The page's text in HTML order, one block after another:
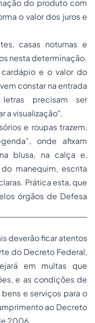
do produto com
o valor dos juros e
casas noturnas e
nesta determinação.
e o valor do
constar na entrada
precisam ser
a visualização".
e roupas trazem,
onde afixam
blusa, na calça e,
manequim, escrita
Prática esta, que
órgãos de Defesa
deverão ficar atentos
do Decreto Federal,
em multas que
e as condições de
e serviços para o
ao Decreto
2006.